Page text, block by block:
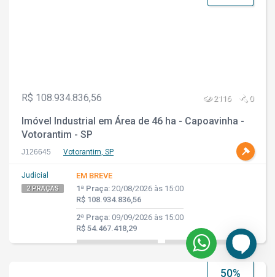
R$ 108.934.836,56 2116 0
Imóvel Industrial em Área de 46 ha - Capoavinha -
Votorantim - SP
J126645 Votorantim, SP
Judicial
2 PRAÇAS
EM BREVE
1ª Praça: 20/08/2026 às 15:00
R$ 108.934.836,56
2ª Praça: 09/09/2026 às 15:00
R$ 54.467.418,29
50%